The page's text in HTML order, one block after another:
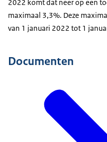
2022 komt dat neer op een
maximaal 3,3%. Deze
van 1 januari 2022 tot 1
Documenten